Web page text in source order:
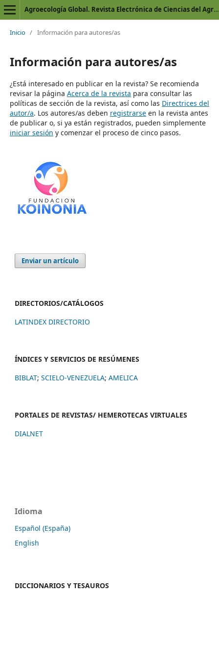
Agroecología Global. Revista Electrónica de Ciencias del Agro y Mar
Inicio / Información para autores/as
Información para autores/as
¿Está interesado en publicar en la revista? Se recomienda
revisar la página Acerca de la revista para consultar las
políticas de sección de la revista, así como las Directrices del
autor/a. Los autores/as deben registrarseen la revista antes
de publicar o, si ya están registrados, pueden simplemente
iniciar sesión y comenzar el proceso de cinco pasos.
Enviar un artículo
DIRECTORIOS/CATÁLOGOS
LATINDEX DIRECTORIO
ÍNDICES Y SERVICIOS DE RESÚMENES
BIBLAT; SCIELO-VENEZUELA; AMELICA
PORTALES DE REVISTAS/ HEMEROTECAS VIRTUALES
DIALNET
Idioma
Español (España)
English
DICCIONARIOS Y TESAUROS